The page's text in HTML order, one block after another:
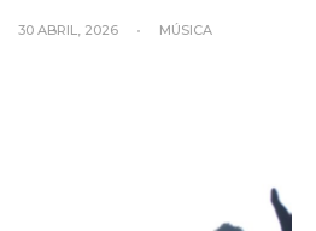
30 ABRIL, 2026 • MÚSICA